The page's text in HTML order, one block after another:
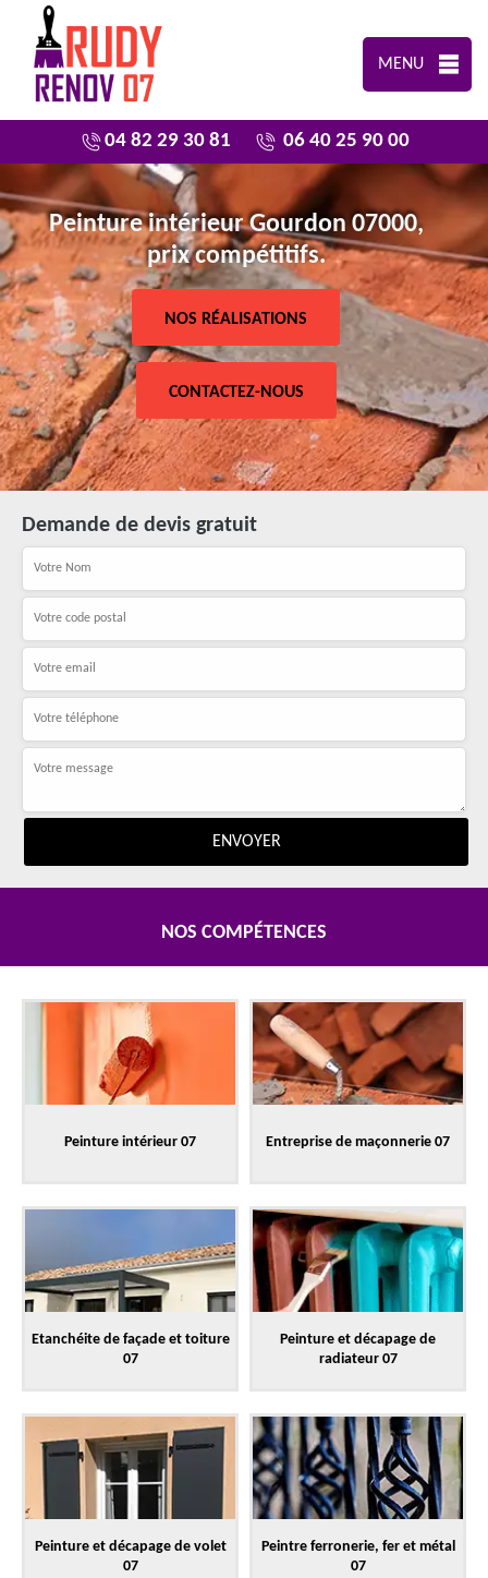
MENU
04 82 29 30 81 06 40 25 90 00
Peinture intérieur Gourdon 07000,
prix compétitifs.
NOS RÉALISATIONS
CONTACTEZ-NOUS
Demande de devis gratuit
NOS COMPÉTENCES
Peinture intérieur 07 Entreprise de maçonnerie 07
Etanchéite de façade et toiture
07
Peinture et décapage de
radiateur 07
Peinture et décapage de volet
07
Peintre ferronerie, fer et métal
07